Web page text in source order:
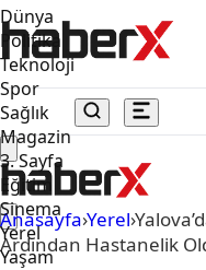
Dünya
Politika
Teknoloji
Spor
Sağlık
Magazin
3. Sayfa
Eğitim
Sinema
Yerel
Yaşam
Anasayfa›Yerel›
Ardından Hastanelik